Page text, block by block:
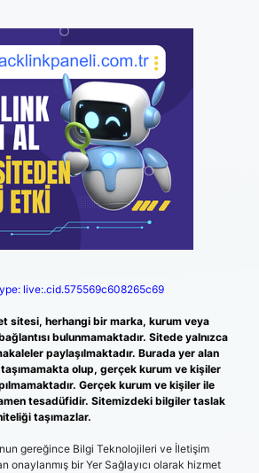
live:.cid.575569c608265c69
sitesi, herhangi bir marka, kurum veya
bulunmamaktadır. Sitede yalnızca
paylaşılmaktadır. Burada yer alan
olup, gerçek kurum ve kişiler
Gerçek kurum ve kişiler ile
tesadüfidir. Sitemizdeki bilgiler taslak
taşımazlar.
gereğince Bilgi Teknolojileri ve İletişim
onaylanmış bir Yer Sağlayıcı olarak hizmet